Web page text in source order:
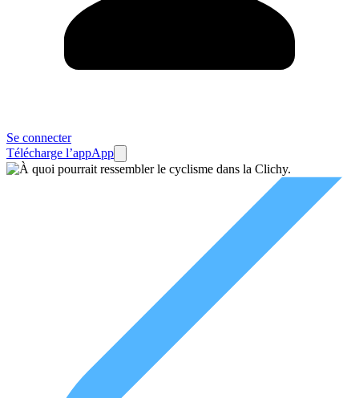
Se connecter
Télécharge l’appApp